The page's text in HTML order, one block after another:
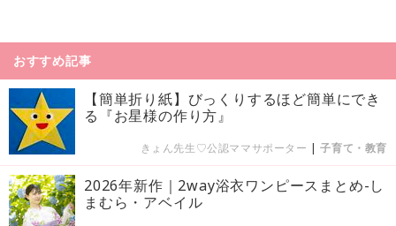
おすすめ記事
【簡単折り紙】びっくりするほど簡単にでき
る『お星様の作り方』
きょん先生♡公認ママサポーター |子育て・教育
2026年新作｜2way浴衣ワンピースまとめ-し
まむら・アベイル